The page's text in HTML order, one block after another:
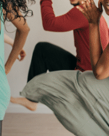
Body Attack
Body Combat
Body Balance
RPM